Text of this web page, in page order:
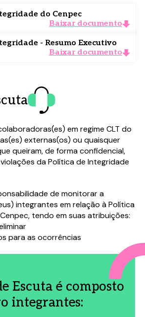
abaixo e tenha
logo em seguida.
receber comunicações e estou
abaixo e tenha
logo em seguida.
receber comunicações e estou
do Cenpec
Baixar documento
- Resumo Executivo
Baixar documento
em regime CLT do
externas(os) ou quaisquer
queiram, de forma confidencial,
da Política de Integridade
de monitorar a
integrantes em relação à Política
tendo em suas atribuições:
para as ocorrências
Escuta é composto
integrantes: